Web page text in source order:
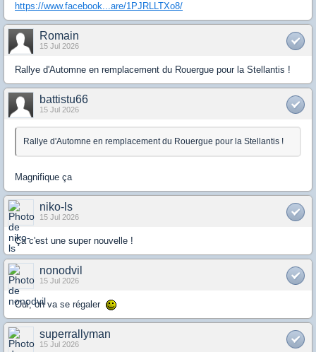
https://www.facebook...are/1PJRLLTXo8/
Romain
15 Jul 2026
Rallye d'Automne en remplacement du Rouergue pour la Stellantis !
battistu66
15 Jul 2026
Rallye d'Automne en remplacement du Rouergue pour la Stellantis !
Magnifique ça
niko-ls
15 Jul 2026
Ça c'est une super nouvelle !
nonodvil
15 Jul 2026
Oui, on va se régaler
superrallyman
15 Jul 2026